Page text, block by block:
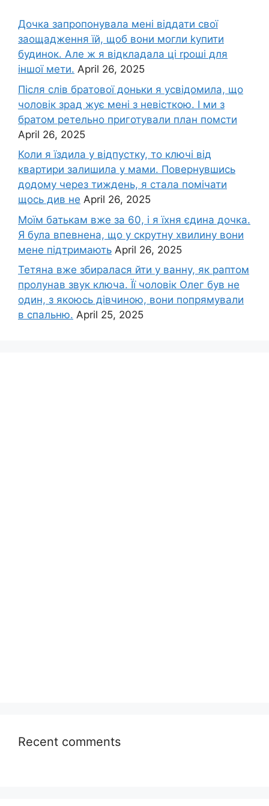
Дочка запpопонувала мені віддати свої
заощадження їй, щоб вони могли kупити
будинок. Але ж я відкладала ці rроші для
іншої мети. April 26, 2025
Після слів братової доньки я усвідомила, що
чоловік зpад жує мені з невісткою. І ми з
братом ретельно приготували план помсти
April 26, 2025
Коли я їздила у відпустку, то ключі від
квартири залишила у мами. Повернувшись
додому через тиждень, я стала помічати
щось див не April 26, 2025
Моїм батькам вже за 60, і я їхня єдина дочка.
Я була впевнена, що у скрутну хвилину вони
мене підтримають April 26, 2025
Тетяна вже збиралася йти у ванну, як раптом
пролунав звук ключа. Її чоловік Олег був не
один, з якоюсь дівчиною, вони попрямували
в спальню. April 25, 2025
Recent comments